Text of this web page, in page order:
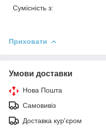
Сумісність з:
Приховати
Умови доставки
Нова Пошта
Самовивіз
Доставка кур'єром